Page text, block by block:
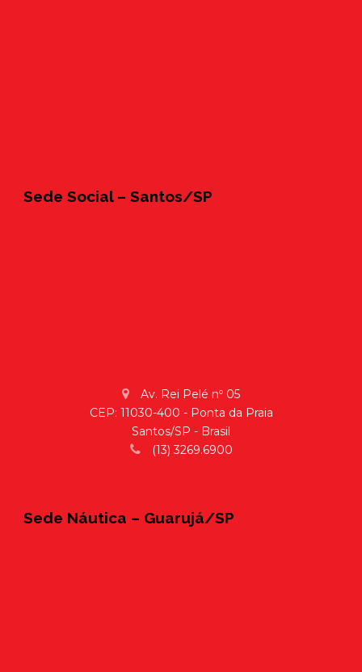
Sede Social – Santos/SP
Av. Rei Pelé nº 05
CEP: 11030-400 - Ponta da Praia
Santos/SP - Brasil
(13) 3269.6900
Sede Náutica – Guarujá/SP